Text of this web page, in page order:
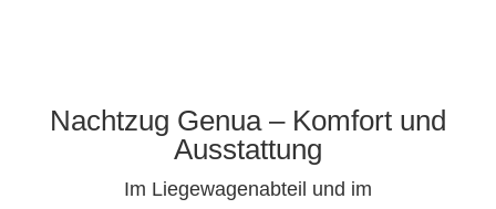
Nachtzug Genua – Komfort und
Ausstattung
Im Liegewagenabteil und im